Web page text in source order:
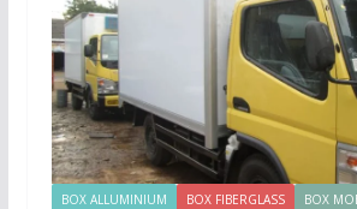
BOX ALLUMINIUM BOX FIBERGLASS BOX